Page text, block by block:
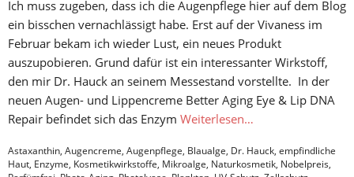
Ich muss zugeben, dass ich die Augenpflege hier auf dem Blog
ein bisschen vernachlässigt habe. Erst auf der Vivaness im
Februar bekam ich wieder Lust, ein neues Produkt
auszupobieren. Grund dafür ist ein interessanter Wirkstoff,
den mir Dr. Hauck an seinem Messestand vorstellte. In der
neuen Augen- und Lippencreme Better Aging Eye & Lip DNA
Repair befindet sich das Enzym Weiterlesen…
Astaxanthin, Augencreme, Augenpflege, Blaualge, Dr. Hauck, empfindliche
Haut, Enzyme, Kosmetikwirkstoffe, Mikroalge, Naturkosmetik, Nobelpreis,